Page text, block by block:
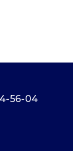
56-04